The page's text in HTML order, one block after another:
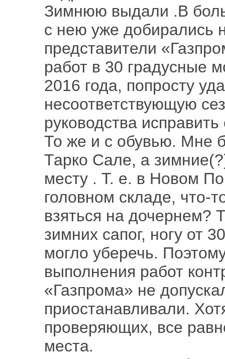
Зимнюю выдали .В
с нею уже добирались
представители
работ в 30 градусные
2016 года, попросту
несоответствующую
руководства
То же и с обувью. Мне
Тарко Сале, а
месту . Т. е. в Новом
головном складе, что-
взяться на
зимних сапог, ногу от
могло уберечь.
выполнения работ
«Газпрома» не
приостанавливали.
проверяющих, все
места.